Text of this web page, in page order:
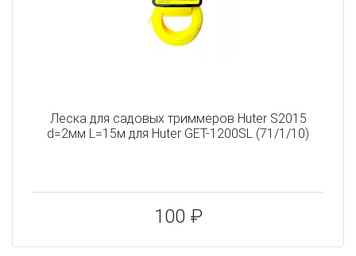
Леска для садовых триммеров Huter S2015
d=2мм L=15м для Huter GET-1200SL (71/1/10)
100 ₽